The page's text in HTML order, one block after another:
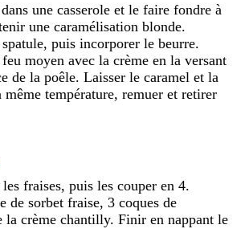
une casserole et le faire fondre à
une caramélisation blonde.
puis incorporer le beurre.
moyen avec la crème en la versant
de la poêle. Laisser le caramel et la
même température, remuer et retirer
fraises, puis les couper en 4.
de sorbet fraise, 3 coques de
la crème chantilly. Finir en nappant le